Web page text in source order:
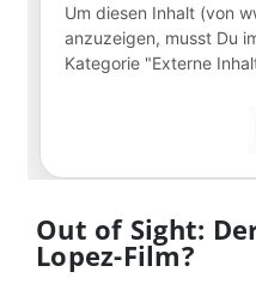
Out of Sight:
Lopez-Film?